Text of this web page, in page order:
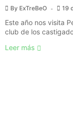
By ExTreBeO 19
Este año nos visita
club de los
Leer más